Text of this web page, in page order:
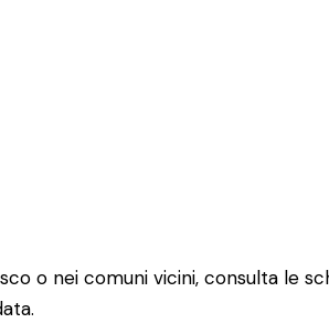
o nei comuni vicini, consulta le